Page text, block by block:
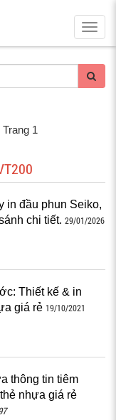
Trang 1
in đầu phun Seiko,
chi tiết. 29/01/2026
Thiết kế & in
giá rẻ 19/10/2021
thông tin tiêm
nhựa giá rẻ